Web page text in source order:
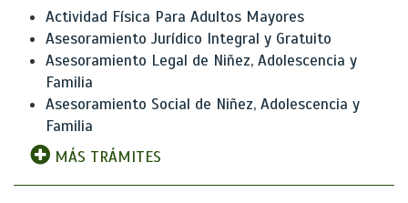
Actividad Física Para Adultos Mayores
Asesoramiento Jurídico Integral y Gratuito
Asesoramiento Legal de Niñez, Adolescencia y
Familia
Asesoramiento Social de Niñez, Adolescencia y
Familia
MÁS TRÁMITES